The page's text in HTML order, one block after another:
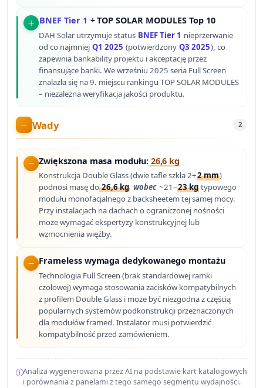
BNEF Tier 1 + TOP SOLAR MODULES Top 10
DAH Solar utrzymuje status BNEF Tier 1 nieprzerwanie
od co najmniej Q1 2025 (potwierdzony Q3 2025), co
zapewnia bankability projektu i akceptację przez
finansujące banki. We wrześniu 2025 seria Full Screen
znalazła się na 9. miejscu rankingu TOP SOLAR MODULES
– niezależna weryfikacja jakości produktu.
Wady 2
Zwiększona masa modułu:26,6 kg
Konstrukcja Double Glass (dwie tafle szkła 2+2 mm)
podnosi masę do26,6 kg wobec ~21–23 kg typowego
modułu monofacjalnego z backsheetem tej samej mocy.
Przy instalacjach na dachach o ograniczonej nośności
może wymagać ekspertyzy konstrukcyjnej lub
wzmocnienia więźby.
Frameless wymaga dedykowanego montażu
Technologia Full Screen (brak standardowej ramki
czołowej) wymaga stosowania zacisków kompatybilnych
z profilem Double Glass i może być niezgodna z częścią
popularnych systemów podkonstrukcji przeznaczonych
dla modułów framed. Instalator musi potwierdzić
kompatybilność przed zamówieniem.
Analiza wygenerowana przez AI na podstawie kart katalogowych
i porównania z panelami z tego samego segmentu wydajności.